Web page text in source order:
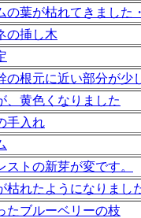
の葉が枯れてきました
の挿し木
の根元に近い部分が少
、黄色くなりました
手入れ
ストの新芽が変です。
枯れたようになりまし
たブルーベリーの枝